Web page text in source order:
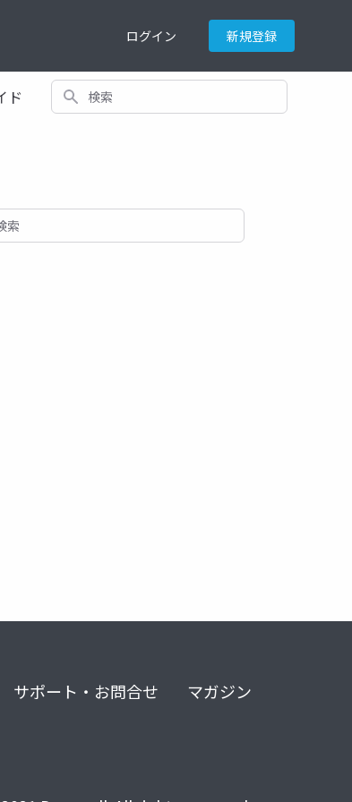
ログイン 新規登録
ド 検索
サポート・お問合せ マガジン